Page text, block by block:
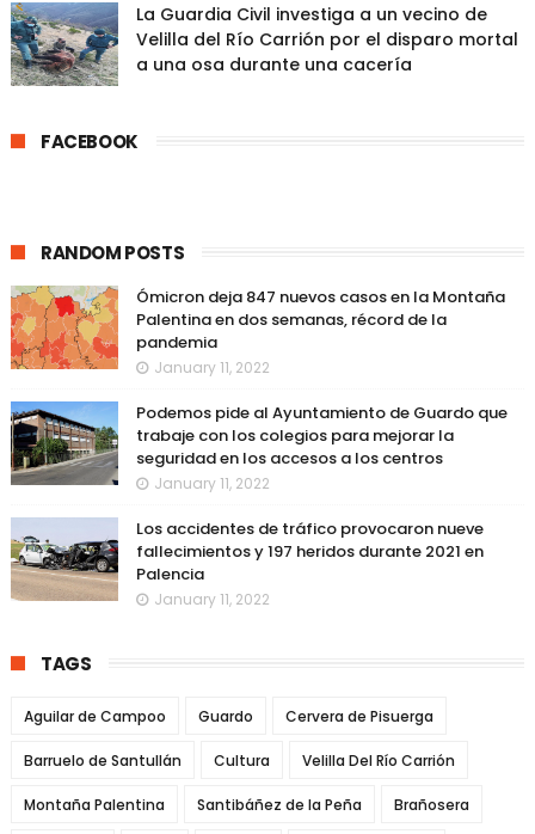
La Guardia Civil investiga a un vecino de
Velilla del Río Carrión por el disparo mortal
a una osa durante una cacería
FACEBOOK
RANDOM POSTS
Ómicron deja 847 nuevos casos en la Montaña
Palentina en dos semanas, récord de la
pandemia
January 11, 2022
Podemos pide al Ayuntamiento de Guardo que
trabaje con los colegios para mejorar la
seguridad en los accesos a los centros
January 11, 2022
Los accidentes de tráfico provocaron nueve
fallecimientos y 197 heridos durante 2021 en
Palencia
January 11, 2022
TAGS
Aguilar de Campoo Guardo Cervera de Pisuerga
Barruelo de Santullán Cultura Velilla Del Río Carrión
Montaña Palentina Santibáñez de la Peña Brañosera